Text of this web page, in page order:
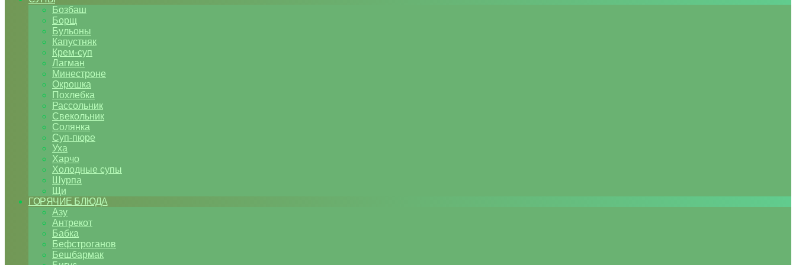
Бозбаш
Борщ
Бульоны
Капустняк
Крем-суп
Лагман
Минестроне
Окрошка
Похлебка
Рассольник
Свекольник
Солянка
Суп-пюре
Уха
Харчо
Холодные супы
Шурпа
Щи
ГОРЯЧИЕ БЛЮДА
Азу
Антрекот
Бабка
Бефстроганов
Бешбармак